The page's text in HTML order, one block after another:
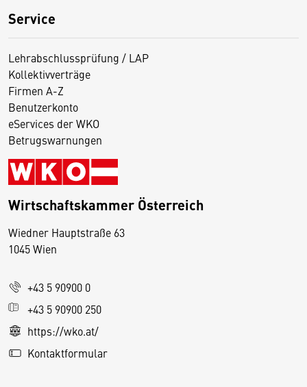
Service
Lehrabschlussprüfung / LAP
Kollektivverträge
Firmen A-Z
Benutzerkonto
eServices der WKO
Betrugswarnungen
Wirtschaftskammer Österreich
Wiedner Hauptstraße 63
1045 Wien
+43 5 90900 0
+43 5 90900 250
https://wko.at/
Kontaktformular
D
s
e
S
e